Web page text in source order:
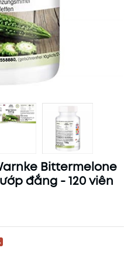
Bittermelone
đắng - 120 viên